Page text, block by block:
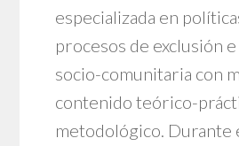
especializada en
procesos de exclusión
socio-comunitaria con
contenido teórico-
metodológico. Durante